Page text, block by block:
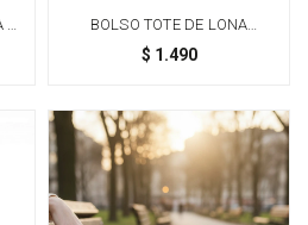
-
BOLSO TOTE DE LONA
CASUAL - VERDE
$ 1.490